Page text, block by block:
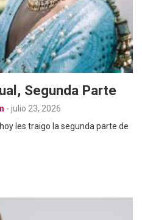
Segunda Parte
- julio 23, 2026
les traigo la segunda parte de